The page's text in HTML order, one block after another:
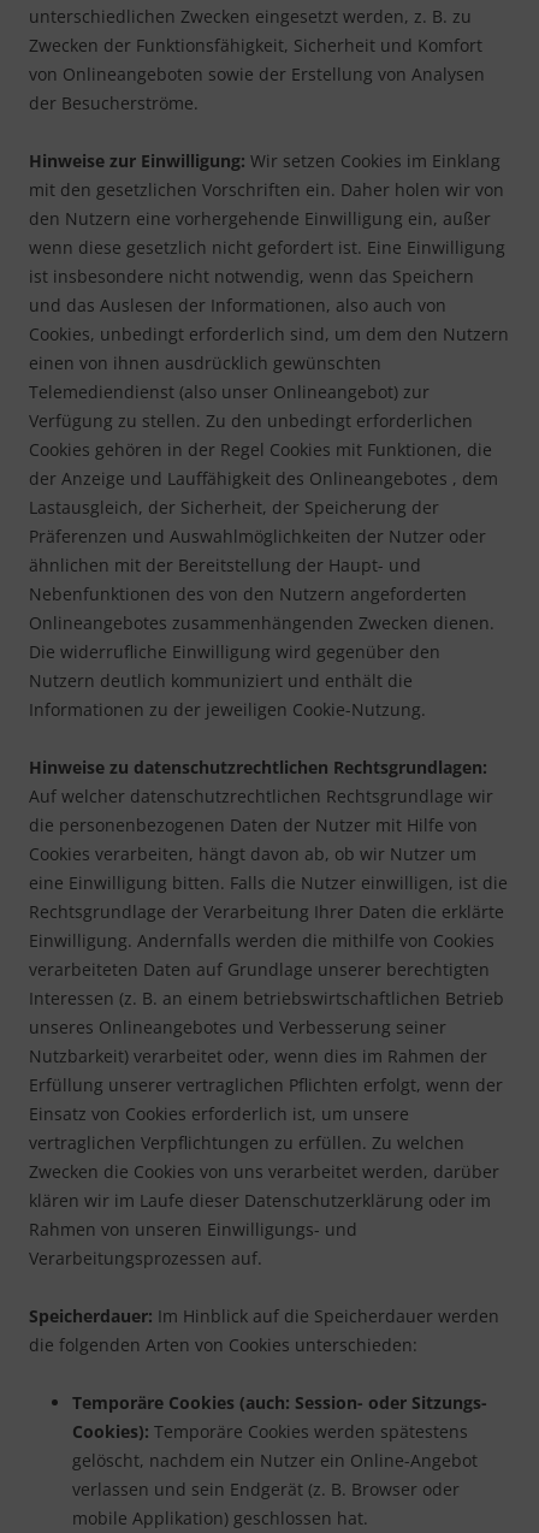
unterschiedlichen Zwecken eingesetzt werden, z. B. zu
Zwecken der Funktionsfähigkeit, Sicherheit und Komfort
von Onlineangeboten sowie der Erstellung von Analysen
der Besucherströme.
Hinweise zur Einwilligung: Wir setzen Cookies im Einklang
mit den gesetzlichen Vorschriften ein. Daher holen wir von
den Nutzern eine vorhergehende Einwilligung ein, außer
wenn diese gesetzlich nicht gefordert ist. Eine Einwilligung
ist insbesondere nicht notwendig, wenn das Speichern
und das Auslesen der Informationen, also auch von
Cookies, unbedingt erforderlich sind, um dem den Nutzern
einen von ihnen ausdrücklich gewünschten
Telemediendienst (also unser Onlineangebot) zur
Verfügung zu stellen. Zu den unbedingt erforderlichen
Cookies gehören in der Regel Cookies mit Funktionen, die
der Anzeige und Lauffähigkeit des Onlineangebotes , dem
Lastausgleich, der Sicherheit, der Speicherung der
Präferenzen und Auswahlmöglichkeiten der Nutzer oder
ähnlichen mit der Bereitstellung der Haupt- und
Nebenfunktionen des von den Nutzern angeforderten
Onlineangebotes zusammenhängenden Zwecken dienen.
Die widerrufliche Einwilligung wird gegenüber den
Nutzern deutlich kommuniziert und enthält die
Informationen zu der jeweiligen Cookie-Nutzung.
Hinweise zu datenschutzrechtlichen Rechtsgrundlagen:
Auf welcher datenschutzrechtlichen Rechtsgrundlage wir
die personenbezogenen Daten der Nutzer mit Hilfe von
Cookies verarbeiten, hängt davon ab, ob wir Nutzer um
eine Einwilligung bitten. Falls die Nutzer einwilligen, ist die
Rechtsgrundlage der Verarbeitung Ihrer Daten die erklärte
Einwilligung. Andernfalls werden die mithilfe von Cookies
verarbeiteten Daten auf Grundlage unserer berechtigten
Interessen (z. B. an einem betriebswirtschaftlichen Betrieb
unseres Onlineangebotes und Verbesserung seiner
Nutzbarkeit) verarbeitet oder, wenn dies im Rahmen der
Erfüllung unserer vertraglichen Pflichten erfolgt, wenn der
Einsatz von Cookies erforderlich ist, um unsere
vertraglichen Verpflichtungen zu erfüllen. Zu welchen
Zwecken die Cookies von uns verarbeitet werden, darüber
klären wir im Laufe dieser Datenschutzerklärung oder im
Rahmen von unseren Einwilligungs- und
Verarbeitungsprozessen auf.
Speicherdauer: Im Hinblick auf die Speicherdauer werden
die folgenden Arten von Cookies unterschieden:
Temporäre Cookies (auch: Session- oder Sitzungs-
Cookies): Temporäre Cookies werden spätestens
gelöscht, nachdem ein Nutzer ein Online-Angebot
verlassen und sein Endgerät (z. B. Browser oder
mobile Applikation) geschlossen hat.